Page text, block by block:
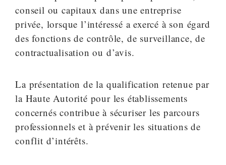
conseil ou capitaux dans une entreprise
privée, lorsque l’intéressé a exercé à son égard
des fonctions de contrôle, de surveillance, de
contractualisation ou d’avis.
La présentation de la qualification retenue par
la Haute Autorité pour les établissements
concernés contribue à sécuriser les parcours
professionnels et à prévenir les situations de
conflit d’intérêts.